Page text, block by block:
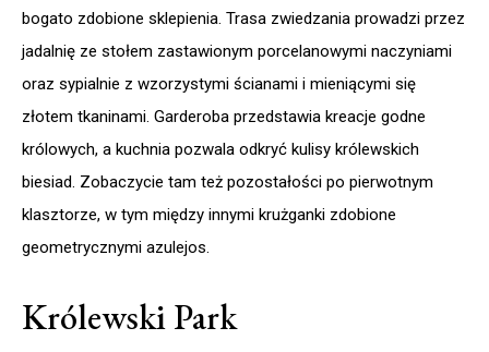
bogato zdobione sklepienia. Trasa zwiedzania prowadzi przez
jadalnię ze stołem zastawionym porcelanowymi naczyniami
oraz sypialnie z wzorzystymi ścianami i mieniącymi się
złotem tkaninami. Garderoba przedstawia kreacje godne
królowych, a kuchnia pozwala odkryć kulisy królewskich
biesiad. Zobaczycie tam też pozostałości po pierwotnym
klasztorze, w tym między innymi krużganki zdobione
geometrycznymi azulejos.
Królewski Park